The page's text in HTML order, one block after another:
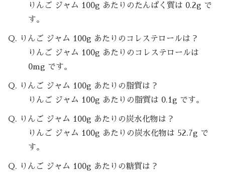
りんご ジャム 100g あたりのたんぱく質は 0.2g で
す。
Q. りんご ジャム 100g あたりのコレステロールは？
りんご ジャム 100g あたりのコレステロールは
0mg です。
Q. りんご ジャム 100g あたりの脂質は？
りんご ジャム 100g あたりの脂質は 0.1g です。
Q. りんご ジャム 100g あたりの炭水化物は？
りんご ジャム 100g あたりの炭水化物は 52.7g で
す。
Q. りんご ジャム 100g あたりの糖質は？